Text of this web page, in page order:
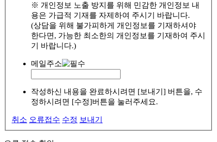
※ 개인정보 노출 방지를 위해 민감한 개인정보 내
용은 가급적 기재를 자제하여 주시기 바랍니다.
(상담을 위해 불가피하게 개인정보를 기재하셔야
한다면, 가능한 최소한의 개인정보를 기재하여 주시
기 바랍니다.)
메일주소
작성하신 내용을 완료하시려면 [보내기] 버튼을, 수
정하시려면 [수정]버튼을 눌러주세요.
취소 오류접수 수정 보내기